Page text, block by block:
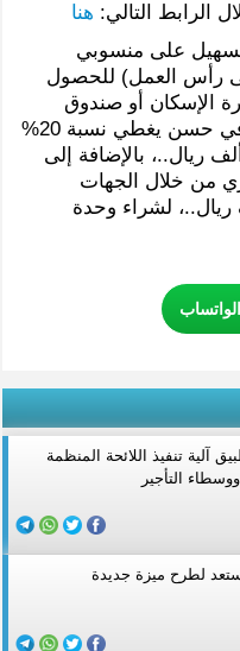
الرابط التالي: هنا
على منسوبي
رأس العمل) للحصول
الإسكان أو صندوق
التنمية العقارية بتقديم قرض إضافي حسن يغطي نسبة 20%
من قيمة العقار وبحد أقصى 140 ألف ريال..، بالإضافة إلى
من خلال الجهات
بمبلغ يصل إلى 500 ألف ريال..، لشراء وحدة
آلية تنفيذ اللائحة المنظمة
التأجير
لطرح ميزة جديدة